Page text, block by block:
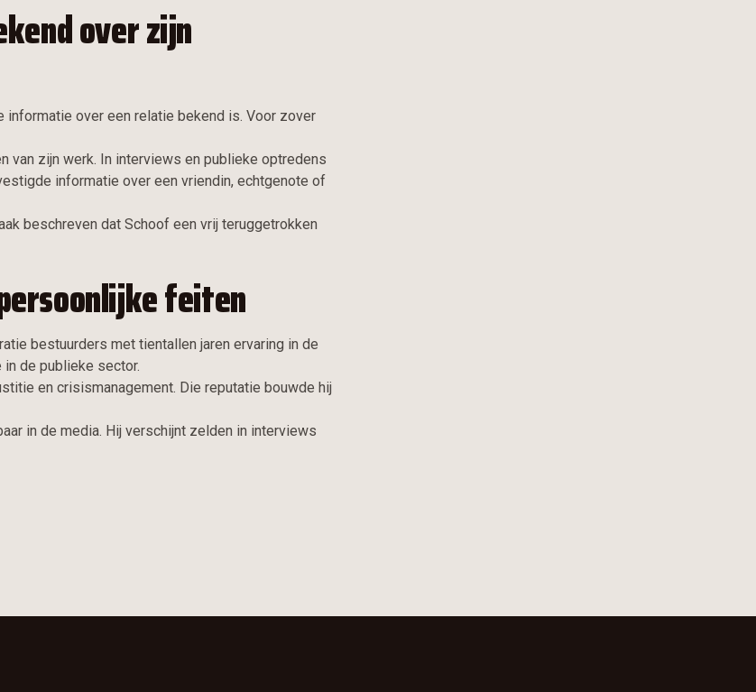
over zijn
informatie over een relatie bekend is. Voor zover
van zijn werk. In interviews en publieke optredens
informatie over een vriendin, echtgenote of
beschreven dat Schoof een vrij teruggetrokken
feiten
bestuurders met tientallen jaren ervaring in de
de publieke sector.
en crisismanagement. Die reputatie bouwde hij
in de media. Hij verschijnt zelden in interviews